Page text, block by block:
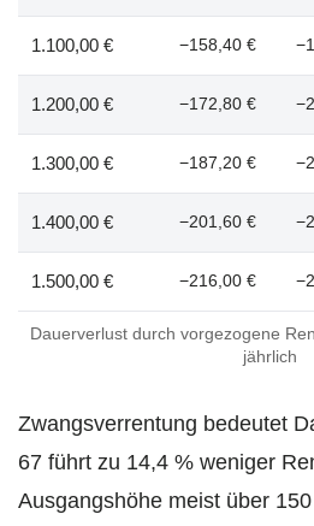
Dauerverlust durch vorgezogene
jährlich
1.100,00 € −158,40 €
1.200,00 € −172,80 €
1.300,00 € −187,20 €
1.400,00 € −201,60 €
1.500,00 € −216,00 €
Zwangsverrentung bedeutet
67 führt zu 14,4 % weniger
Ausgangshöhe meist über